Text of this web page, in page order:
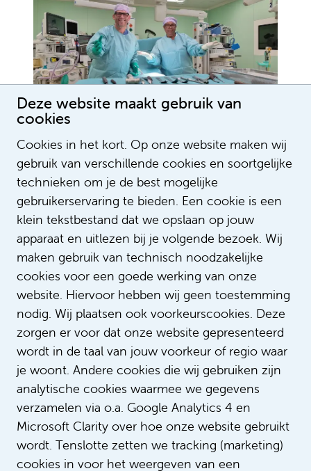
Deze website maakt gebruik van
cookies
Cookies in het kort. Op onze website maken wij
gebruik van verschillende cookies en soortgelijke
technieken om je de best mogelijke
gebruikerservaring te bieden. Een cookie is een
klein tekstbestand dat we opslaan op jouw
apparaat en uitlezen bij je volgende bezoek. Wij
maken gebruik van technisch noodzakelijke
cookies voor een goede werking van onze
website. Hiervoor hebben wij geen toestemming
nodig. Wij plaatsen ook voorkeurscookies. Deze
zorgen er voor dat onze website gepresenteerd
wordt in de taal van jouw voorkeur of regio waar
je woont. Andere cookies die wij gebruiken zijn
analytische cookies waarmee we gegevens
verzamelen via o.a. Google Analytics 4 en
Microsoft Clarity over hoe onze website gebruikt
wordt. Tenslotte zetten we tracking (marketing)
cookies in voor het weergeven van een
Lees meer verhalen
Wijze rot Lodi Sittrop: ‘Ik heb
inmiddels een beroemde stem’